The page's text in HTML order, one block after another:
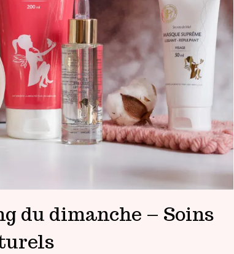
du dimanche – Soins